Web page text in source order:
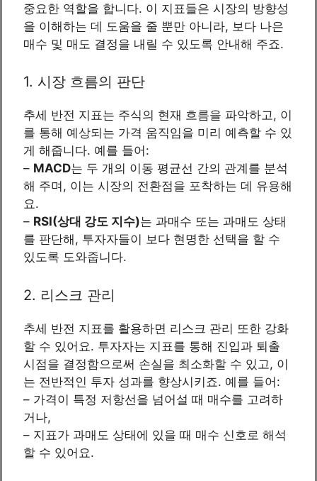
중요한 역할을 합니다. 이 지표들은 시장의 방향성
을 이해하는 데 도움을 줄 뿐만 아니라, 보다 나은
매수 및 매도 결정을 내릴 수 있도록 안내해 주죠.
1. 시장 흐름의 판단
추세 반전 지표는 주식의 현재 흐름을 파악하고, 이
를 통해 예상되는 가격 움직임을 미리 예측할 수 있
게 해줍니다. 예를 들어:
– MACD는 두 개의 이동 평균선 간의 관계를 분석
해 주며, 이는 시장의 전환점을 포착하는 데 유용해
요.
– RSI(상대 강도 지수)는 과매수 또는 과매도 상태
를 판단해, 투자자들이 보다 현명한 선택을 할 수
있도록 도와줍니다.
2. 리스크 관리
추세 반전 지표를 활용하면 리스크 관리 또한 강화
할 수 있어요. 투자자는 지표를 통해 진입과 퇴출
시점을 결정함으로써 손실을 최소화할 수 있고, 이
는 전반적인 투자 성과를 향상시키죠. 예를 들어:
– 가격이 특정 저항선을 넘어설 때 매수를 고려하
거나,
– 지표가 과매도 상태에 있을 때 매수 신호로 해석
할 수 있어요.